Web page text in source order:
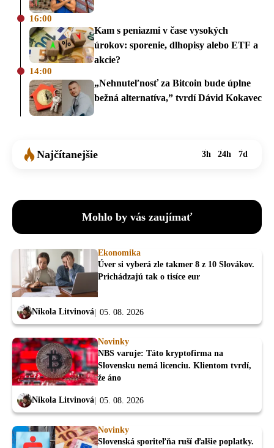
16:00
Kam s peniazmi v čase vysokých
úrokov: sporenie, dlhopisy alebo ETF a
akcie?
14:00
„Nehnuteľnosť za Bitcoin bude úplne
bežná alternatíva,” tvrdí Dávid Kokavec
Najčítanejšie 3h 24h 7d
Mohlo by vás zaujímať
Ekonomika
Úver si vyberá zle takmer 8 z 10 Slovákov.
Prichádzajú tak o tisíce eur
Nikola Litvinová 05. 08. 2026
Novinky
NBS varuje: Táto kryptofirma na
Slovensku nemá licenciu. Klientom tvrdí,
že áno
Nikola Litvinová 05. 08. 2026
Novinky
Slovenská sporiteľňa ruší ďalšie poplatky.